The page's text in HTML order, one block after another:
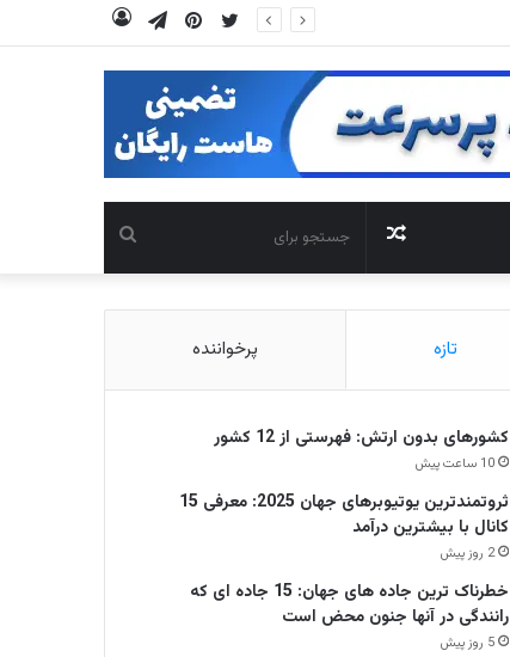
تلگرام
‫پین‌ترست توییتر
برای
نوشته
تصادفی
تازه پرخواننده
کشورهای بدون ارتش: فهرستی از 12 کشور
10 ساعت پیش
ثروتمندترین یوتیوبرهای جهان 2025: معرفی 15
کانال با بیشترین درآمد
2 روز پیش
خطرناک ترین جاده های جهان: 15 جاده ای که
رانندگی در آنها جنون محض است
5 روز پیش